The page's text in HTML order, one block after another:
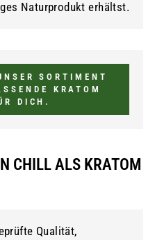
Naturprodukt erhältst.
SORTIMENT
KRATOM
DICH.
CHILL ALS KRATOM
Qualität,